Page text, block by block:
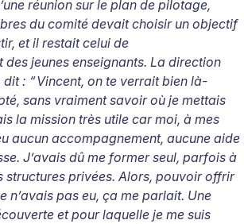
réunion sur le plan de pilotage,
du comité devait choisir un objectif
et il restait celui de
des jeunes enseignants. La direction
dit : “Vincent, on te verrait bien là-
sans vraiment savoir où je mettais
la mission très utile car moi, à mes
aucun accompagnement, aucune aide
J’avais dû me former seul, parfois à
structures privées. Alors, pouvoir offrir
n’avais pas eu, ça me parlait. Une
et pour laquelle je me suis